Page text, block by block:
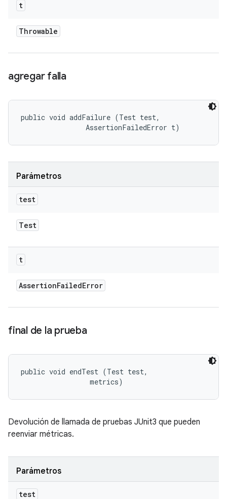
t
Throwable
agregar falla
public void addFailure (Test test,
                AssertionFailedError t)
Parámetros
test
Test
t
AssertionFailedError
final de la prueba
public void endTest (Test test,
metrics)
Devolución de llamada de pruebas JUnit3 que pueden
reenviar métricas.
Parámetros
test